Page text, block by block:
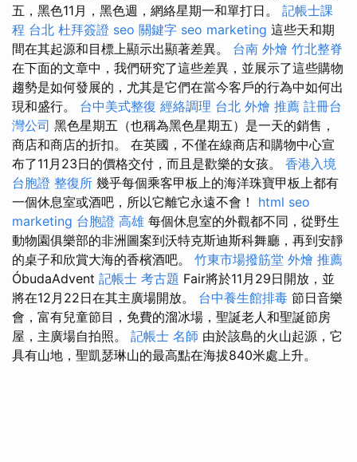
五，黑色11月，黑色週，網絡星期一和單打日。 記帳士課
程 台北 杜拜簽證 seo 關鍵字 seo marketing 這些天和期
間在其起源和目標上顯示出顯著差異。 台南 外燴 竹北整脊
在下面的文章中，我們研究了這些差異，並展示了這些購物
趨勢是如何發展的，尤其是它們在當今客戶的行為中如何出
現和盛行。 台中美式整復 經絡調理 台北 外燴 推薦 註冊台
灣公司 黑色星期五（也稱為黑色星期五）是一天的銷售，
商店和商店的折扣。 在英國，不僅在線商店和購物中心宣
布了11月23日的價格交付，而且是歡樂的女孩。 香港入境
台胞證 整復所 幾乎每個乘客甲板上的海洋珠寶甲板上都有
一個休息室或酒吧，所以它離它永遠不會！ html seo
marketing 台胞證 高雄 每個休息室的外觀都不同，從野生
動物園俱樂部的非洲圖案到沃特克斯迪斯科舞廳，再到安靜
的桌子和欣賞大海的香檳酒吧。 竹東市場撥筋堂 外燴 推薦
ÓbudaAdvent 記帳士 考古題 Fair將於11月29日開放，並
將在12月22日在其主廣場開放。 台中養生館排毒 節日音樂
會，富有兒童節目，免費的溜冰場，聖誕老人和聖誕節房
屋，主廣場自拍照。 記帳士 名師 由於該島的火山起源，它
具有山地，聖凱瑟琳山的最高點在海拔840米處上升。